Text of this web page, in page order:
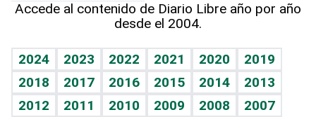
Vida y familia
Eñe
Celebrando la vida
TBT Deportivo
Guía del dinero
Horóscopos
Crucigramas
Accede al contenido de Diario Libre año por año
desde el 2004.
2024 2023 2022 2021 2020
2019
2018
2017 2016 2015 2014
2013
2012
2011 2010 2009 2008
2007